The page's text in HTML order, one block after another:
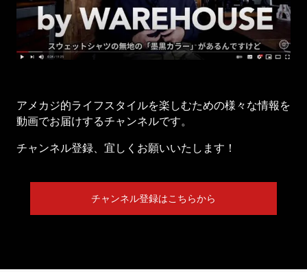
アメカジ的ライフスタイルを楽しむための様々な情報を
動画でお届けするチャンネルです。
チャンネル登録、宜しくお願いいたします！
チャンネル登録はこちらから